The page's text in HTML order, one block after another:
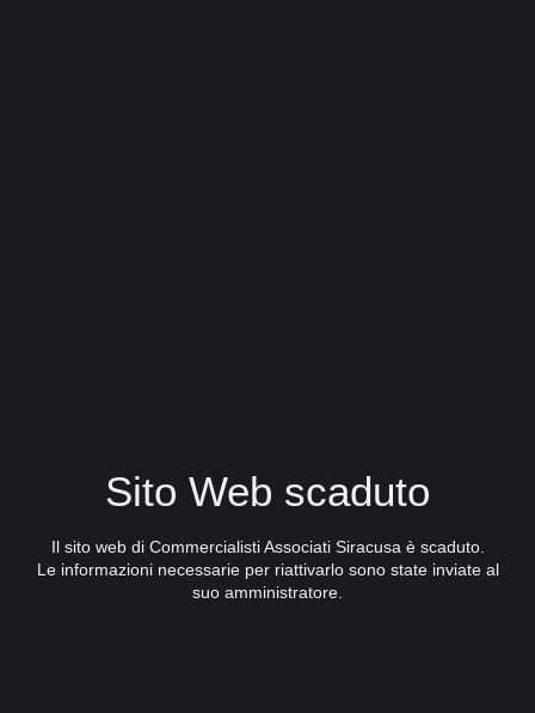
Sito Web scaduto
Il sito web di Commercialisti Associati Siracusa è scaduto.
Le informazioni necessarie per riattivarlo sono state inviate al
suo amministratore.